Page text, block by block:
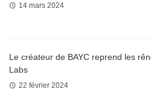
14 mars 2024
Le créateur de BAYC reprend les
Labs
22 février 2024